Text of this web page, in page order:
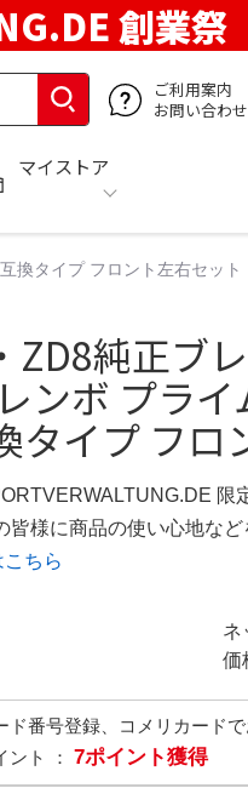
創業祭
ご利用案内
お問い合わせ
マイストア
換タイプ フロント左右セット
ZD8純正ブ
ンボ プラ
タイプ フロ
限
皆様に商品の使い心地な
ちら
ネ
価
ド番号登録、コメリカード
ント ： 7ポイント獲得